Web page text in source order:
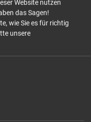
ihr beispielsweise,
Wahlprogrammen
Außerdem möchte
Hand geben,
innen zu
bringt ihr euren
in einer
Website nutzen
das Sagen!
wie Sie es für richtig
unsere